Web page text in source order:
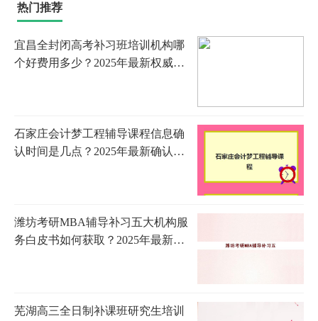
热门推荐
宜昌全封闭高考补习班培训机构哪
个好费用多少？2025年最新权威排
石家庄会计梦工程辅导课程信息确
认时间是几点？2025年最新确认时
潍坊考研MBA辅导补习五大机构服
务白皮书如何获取？2025年最新权
芜湖高三全日制补课班研究生培训